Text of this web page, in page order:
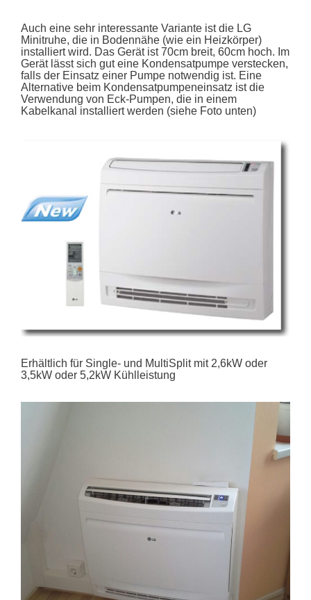
Auch eine sehr interessante Variante ist die LG
Minitruhe, die in Bodennähe (wie ein Heizkörper)
installiert wird. Das Gerät ist 70cm breit, 60cm hoch. Im
Gerät lässt sich gut eine Kondensatpumpe verstecken,
falls der Einsatz einer Pumpe notwendig ist. Eine
Alternative beim Kondensatpumpeneinsatz ist die
Verwendung von Eck-Pumpen, die in einem
Kabelkanal installiert werden (siehe Foto unten)
Erhältlich für Single- und MultiSplit mit 2,6kW oder
3,5kW oder 5,2kW Kühlleistung